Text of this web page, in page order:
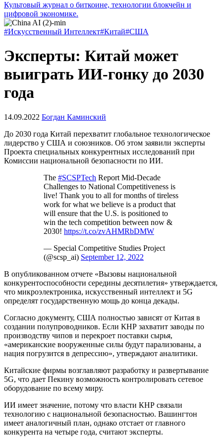
Культовый журнал о биткоине, технологии блокчейн и
цифровой экономике.
#Искусственный Интеллект#Китай#США
Эксперты: Китай может
выиграть ИИ-гонку до 2030
года
14.09.2022 Богдан Каминский
До 2030 года Китай перехватит глобальное технологическое
лидерство у США и союзников. Об этом заявили эксперты
Проекта специальных конкурентных исследований при
Комиссии национальной безопасности по ИИ.
The #SCSPTech Report Mid-Decade
Challenges to National Competitiveness is
live! Thank you to all for months of tireless
work for what we believe is a product that
will ensure that the U.S. is positioned to
win the tech competition between now &
2030! https://t.co/zvAHMRbDMW
— Special Competitive Studies Project
(@scsp_ai) September 12, 2022
В опубликованном отчете «Вызовы национальной
конкурентоспособности середины десятилетия» утверждается,
что микроэлектроника, искусственный интеллект и 5G
определят государственную мощь до конца декады.
Согласно документу, США полностью зависят от Китая в
создании полупроводников. Если КНР захватит заводы по
производству чипов и перекроет поставки сырья,
«американские вооруженные силы будут парализованы, а
нация погрузится в депрессию», утверждают аналитики.
Китайские фирмы возглавляют разработку и развертывание
5G, что дает Пекину возможность контролировать сетевое
оборудование по всему миру.
ИИ имеет значение, потому что власти КНР связали
технологию с национальной безопасностью. Вашингтон
имеет аналогичный план, однако отстает от главного
конкурента на четыре года, считают эксперты.